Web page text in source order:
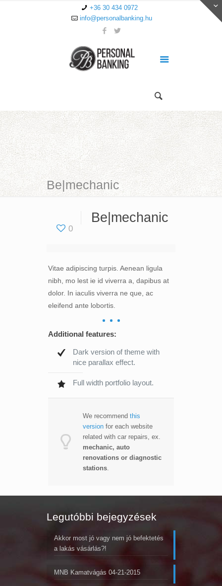
+36 30 434 0972
info@personalbanking.hu
Be|mechanic
0
Be|mechanic
Vitae adipiscing turpis. Aenean ligula
nibh, mo lest ie id viverra a, dapibus at
dolor. In iaculis viverra ne que, ac
eleifend ante lobortis.
Additional features:
Dark version of theme with
nice parallax effect.
Full width portfolio layout.
We recommend this
versionfor each website
related with car repairs, ex.
mechanic, auto
renovations or diagnostic
stations.
Legutóbbi bejegyzések
Akkor most jó vagy nem jó befektetés
a lakás vásárlás?!
MNB Kamatvágás 04-21-2015